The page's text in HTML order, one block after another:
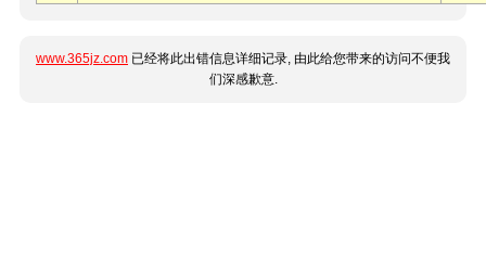
www.365jz.com 已经将此出错信息详细记录, 由此给您带来的访问不便我
们深感歉意.